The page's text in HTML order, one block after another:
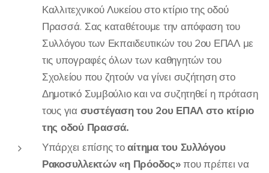
Καλλιτεχνικού Λυκείου στο κτίριο της οδού
Πρασσά. Σας καταθέτουμε την απόφαση του
Συλλόγου των Εκπαιδευτικών του 2ου ΕΠΑΛ με
τις υπογραφές όλων των καθηγητών του
Σχολείου που ζητούν να γίνει συζήτηση στο
Δημοτικό Συμβούλιο και να συζητηθεί η πρόταση
τους για συστέγαση του 2ου ΕΠΑΛ στο κτίριο
της οδού Πρασσά.
Υπάρχει επίσης τοαίτημα του Συλλόγου
Ρακοσυλλεκτών «η Πρόοδος»που πρέπει να